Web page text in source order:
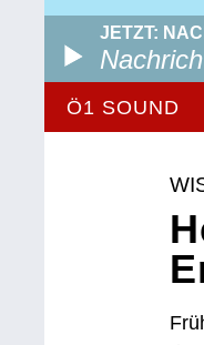
JETZT:
Ö1 SOUND